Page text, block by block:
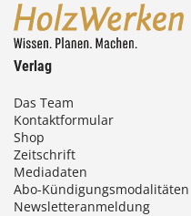
Verlag
Das Team
Kontaktformular
Shop
Zeitschrift
Mediadaten
Abo-Kündigungsmodalitäten
Newsletteranmeldung